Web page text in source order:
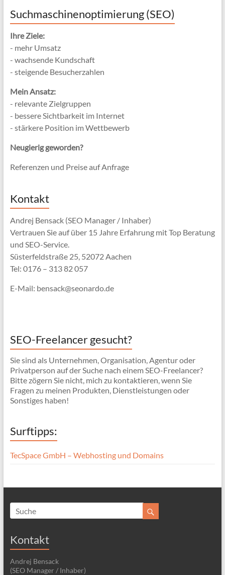
Suchmaschinenoptimierung (SEO)
Ihre Ziele:
- mehr Umsatz
- wachsende Kundschaft
- steigende Besucherzahlen
Mein Ansatz:
- relevante Zielgruppen
- bessere Sichtbarkeit im Internet
- stärkere Position im Wettbewerb
Neugierig geworden?
Referenzen und Preise auf Anfrage
Kontakt
Andrej Bensack (SEO Manager / Inhaber)
Vertrauen Sie auf über 15 Jahre Erfahrung mit Top Beratung
und SEO-Service.
Süsterfeldstraße 25, 52072 Aachen
Tel: 0176 – 313 82 057
E-Mail: bensack@seonardo.de
SEO-Freelancer gesucht?
Sie sind als Unternehmen, Organisation, Agentur oder
Privatperson auf der Suche nach einem SEO-Freelancer?
Bitte zögern Sie nicht, mich zu kontaktieren, wenn Sie
Fragen zu meinen Produkten, Dienstleistungen oder
Sonstiges haben!
Surftipps:
TecSpace GmbH – Webhosting und Domains
Kontakt
Andrej Bensack
(SEO Manager / Inhaber)